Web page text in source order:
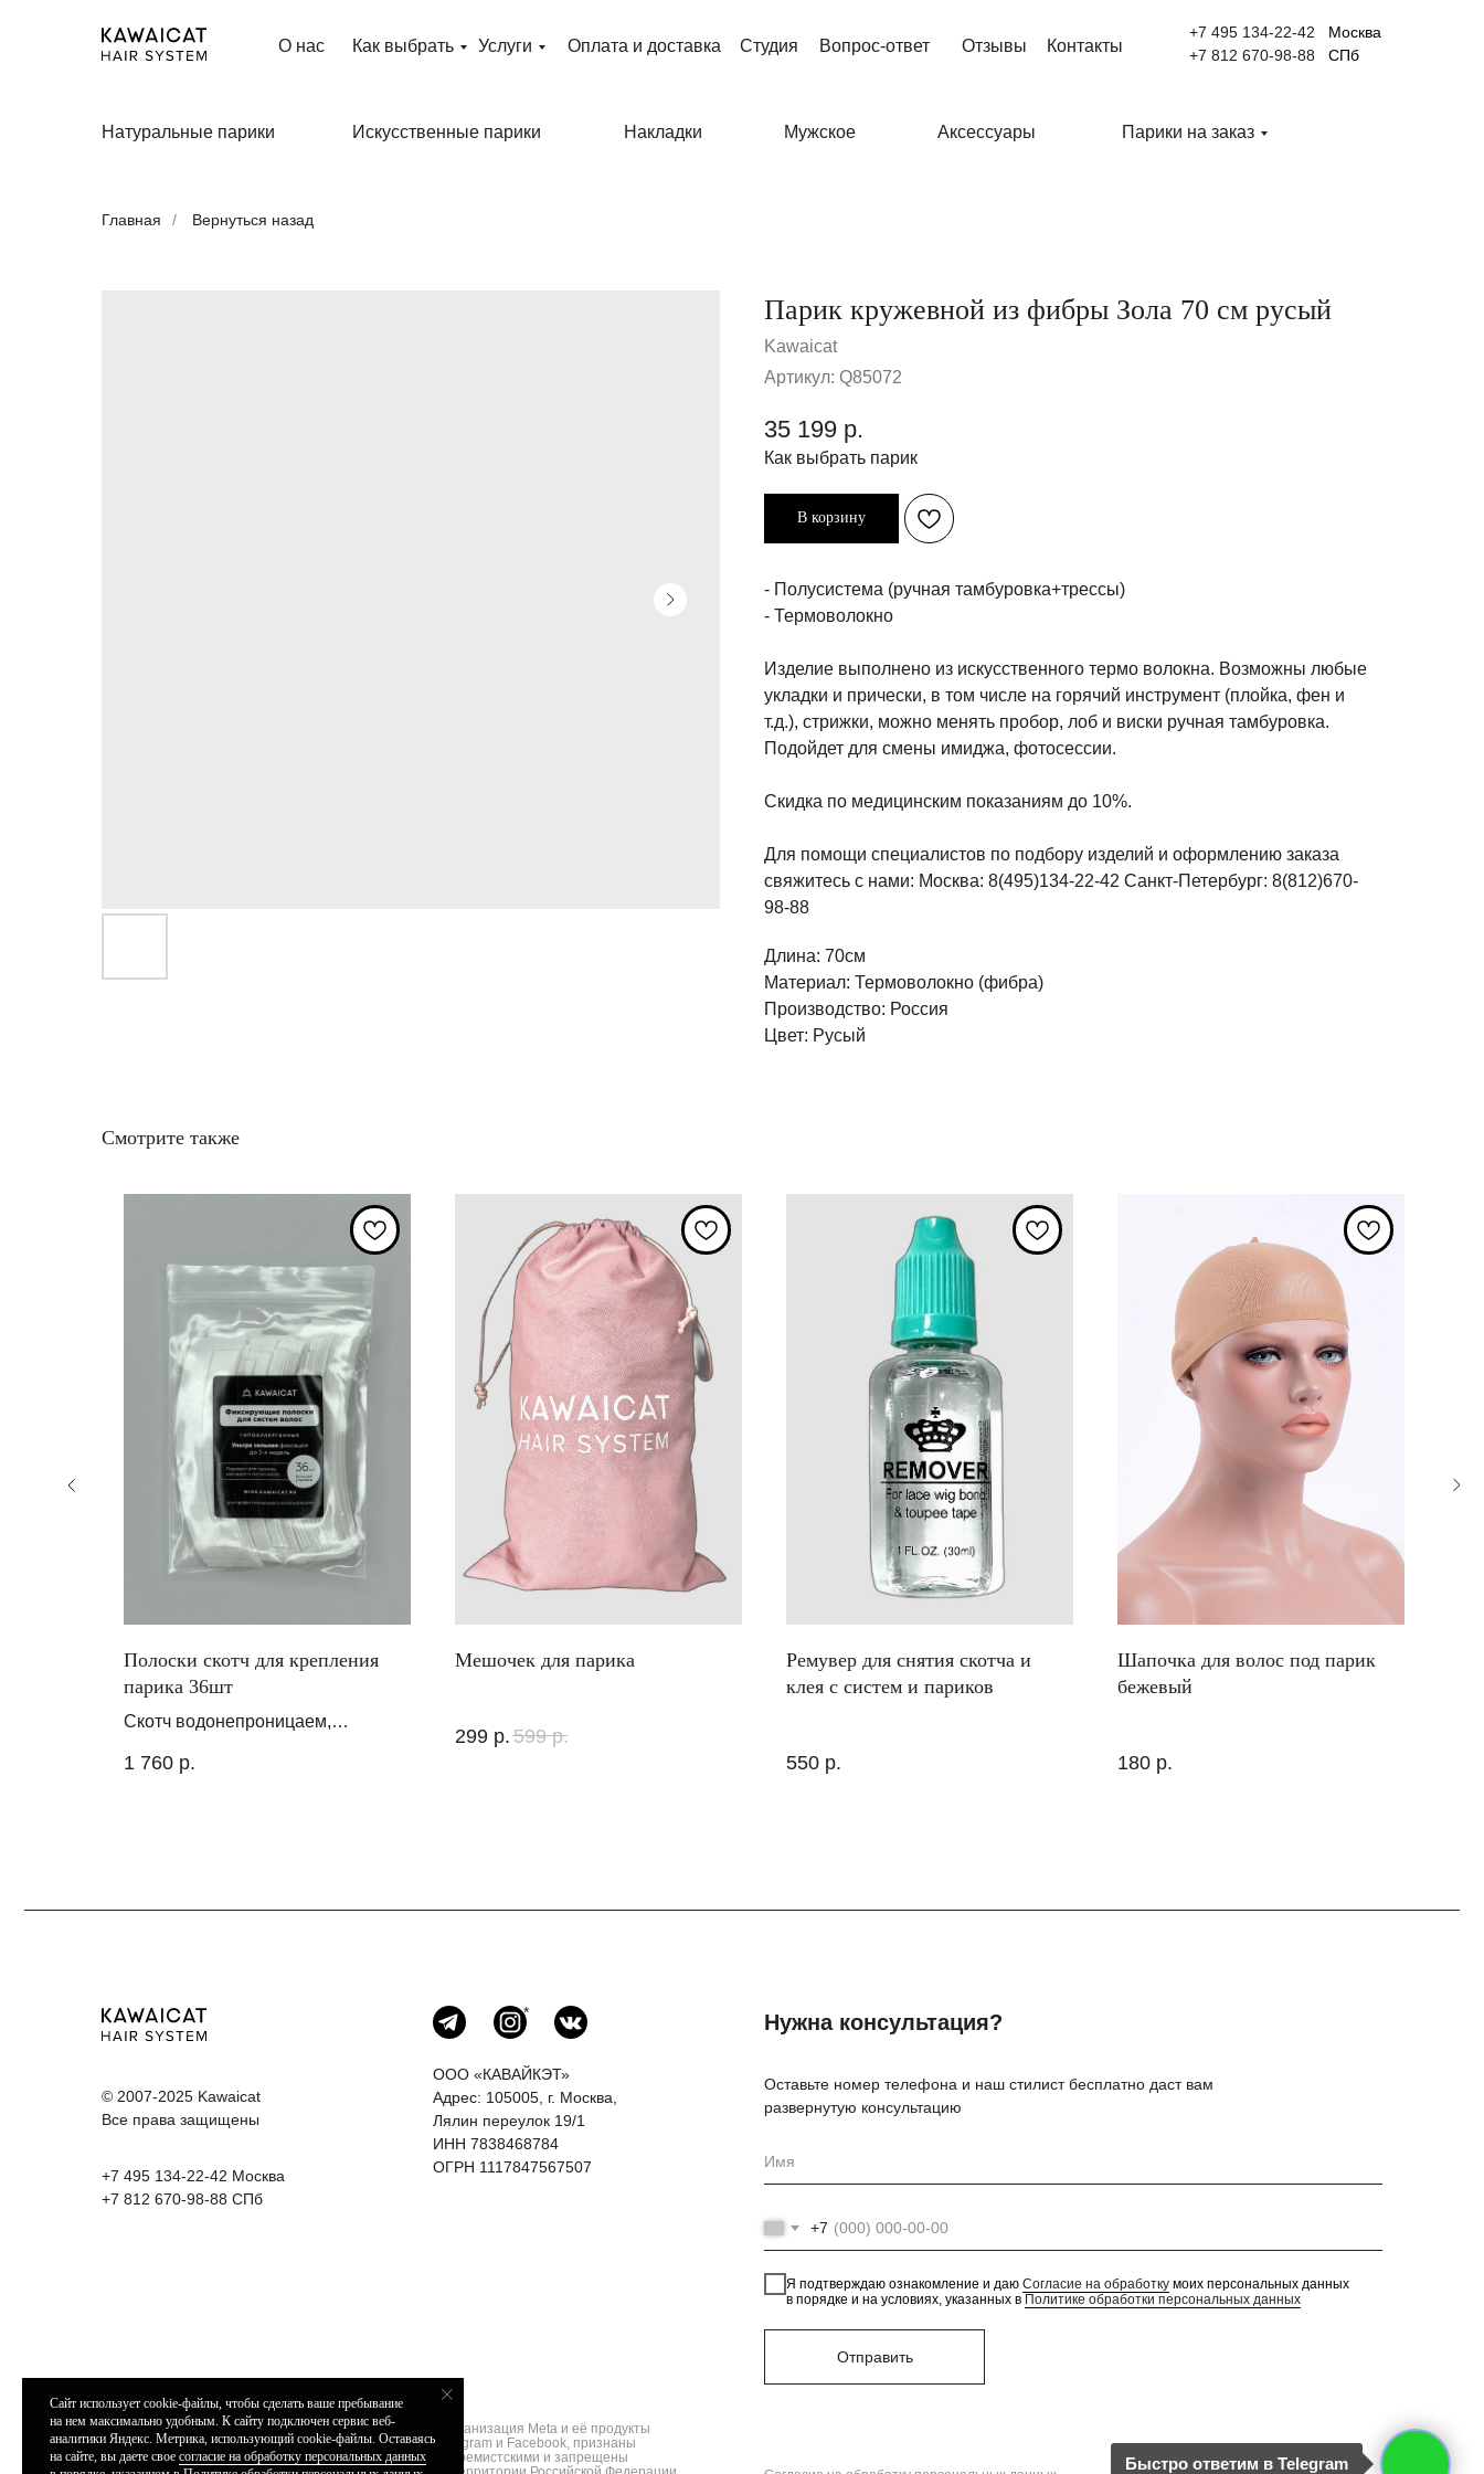
Отзывы
Вопрос-ответ
Студия
Оплата и доставка
Как выбрать
О нас
+7 495 134-22-42
+7 812 670-98-88
Москва
СПб
Услуги Контакты
Натуральные парики Искусственные парики Парики на заказ
Аксессуары
Накладки Мужское
Главная / Вернуться назад
Парик кружевной из фибры Зола 70 см русый
Kawaicat
Артикул: Q85072
35 199 р.
Как выбрать парик
В корзину
- Полусистема (ручная тамбуровка+трессы)
- Термоволокно
Изделие выполнено из искусственного термо волокна. Возможны любые
укладки и прически, в том числе на горячий инструмент (плойка, фен и
т.д.), стрижки, можно менять пробор, лоб и виски ручная тамбуровка.
Подойдет для смены имиджа, фотосессии.
Скидка по медицинским показаниям до 10%.
Для помощи специалистов по подбору изделий и оформлению заказа
свяжитесь с нами: Москва: 8(495)134-22-42 Санкт-Петербург: 8(812)670-
98-88
Длина: 70см
Материал: Термоволокно (фибра)
Производство: Россия
Цвет: Русый
Смотрите также
Полоски скотч для крепления
парика 36шт
Скотч водонепроницаем,
полностью безвреден для
1 760 р.
Мешочек для парика
299 р. 599 р.
Ремувер для снятия скотча и
клея с систем и париков
550 р.
Шапочка для волос под парик
бежевый
180 р.
* Организация Meta и её продукты
Instagram и Facebook, признаны
экстремистскими и запрещены
*
© 2007-2025 Kawaicat
Все права защищены
Нужна консультация?
+7 495 134-22-42 Москва
+7 812 670-98-88 СПб
Оставьте номер телефона и наш стилист бесплатно даст вам
развернутую консультацию
+7
Я подтверждаю ознакомление и даю Согласие на обработку моих персональных данных
в порядке и на условиях, указанных в Политике обработки персональных данных
Отправить
Политика в отношении обработки
ООО «КАВАЙКЭТ»
Адрес: 105005, г. Москва,
Лялин переулок 19/1
ИНН 7838468784
ОГРН 1117847567507
Быстро ответим в Telegram
Сайт использует cookie-файлы, чтобы сделать ваше пребывание
на нем максимально удобным. К cайту подключен сервис веб-
аналитики Яндекс. Метрика, использующий cookie-файлы. Оставаясь
на сайте, вы даете свое согласие на обработку персональных данных